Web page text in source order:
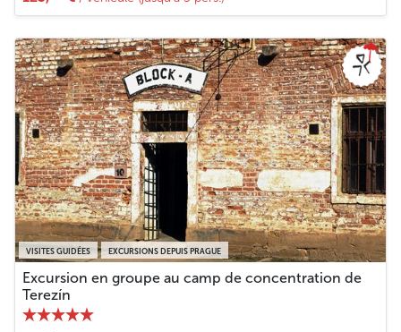
VISITES GUIDÉES EXCURSIONS DEPUIS PRAGUE
Excursion en groupe au camp de concentration de
Terezín